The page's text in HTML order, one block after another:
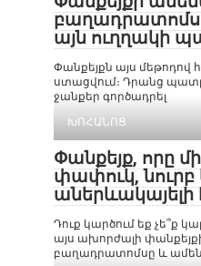
այն ուղղակի
Փանքեյքն այս մեթոդով
ստացվում։ Դրանց
ջանքեր գործադրել
ԽՈՀԱՆՈՑ
Փանքեյք, որը
փափուկ, նուրբ
աներևակայելի
Դուք կարծում եք չե՞ք
այս ախորժալի
բաղադրատոմսը և ամեն